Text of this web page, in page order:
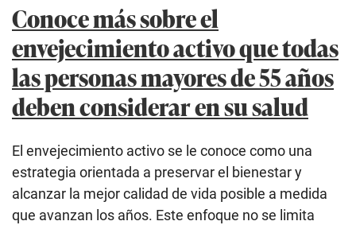
Conoce más sobre el
envejecimiento activo que todas
las personas mayores de 55 años
deben considerar en su salud
El envejecimiento activo se le conoce como una
estrategia orientada a preservar el bienestar y
alcanzar la mejor calidad de vida posible a medida
que avanzan los años. Este enfoque no se limita